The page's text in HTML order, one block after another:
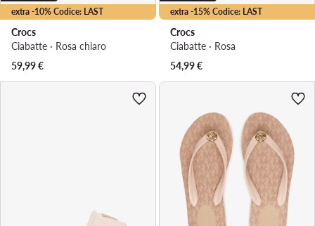
extra -10% Codice: LAST
Crocs
Ciabatte · Rosa chiaro
59,99€
extra -15% Codice: LAST
Crocs
Ciabatte · Rosa
54,99€